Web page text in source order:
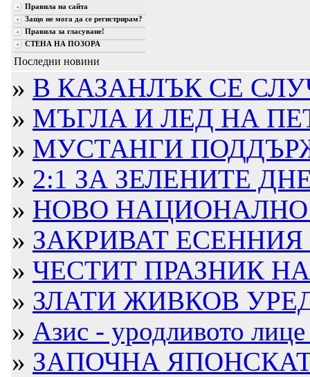
Правила на сайта
Защо не мога да се регистрирам?
Правила за гласуване!
СТЕНА НА ПОЗОРА
Последни новини
» В КАЗАНЛЪК СЕ
» МЪГЛА И ЛЕД НА
» МУСТАНГИ
» 2:1 ЗА ЗЕЛЕНИТЕ
» НОВО НАЦИОНАЛНО
» ЗАКРИВАТ
» ЧЕСТИТ ПРАЗНИК
» ЗЛАТИ ЖИВКОВ
» Азис - уродливото
» ЗАПОЧНА